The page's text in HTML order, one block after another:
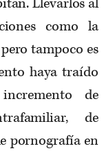
Llevarlos al
como la
tampoco es
haya traído
de
de
pornografía en